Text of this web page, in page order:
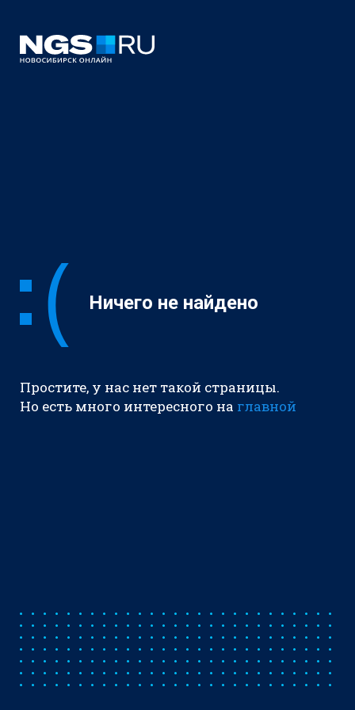
Ничего не найдено
Простите, у нас нет такой страницы.
Но есть много интересного на главной